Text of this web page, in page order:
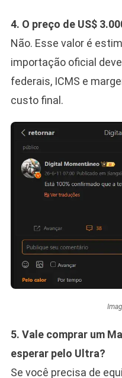
4. O preço de US$
Não. Esse valor é
importação oficial
federais, ICMS e
custo final.
5. Vale comprar um
esperar pelo Ultra?
Se você precisa de